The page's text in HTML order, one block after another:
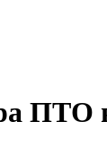
ПТО